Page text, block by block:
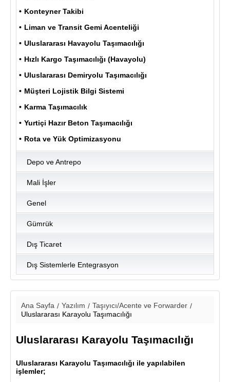
ULUKOM
Konteyner Takibi
Liman ve Transit Gemi Acenteliği
Uluslararası Havayolu Taşımacılığı
Hızlı Kargo Taşımacılığı (Havayolu)
Uluslararası Demiryolu Taşımacılığı
Müşteri Lojistik Bilgi Sistemi
Karma Taşımacılık
Yurtiçi Hazır Beton Taşımacılığı
Rota ve Yük Optimizasyonu
Depo ve Antrepo
Mali İşler
Genel
Gümrük
Dış Ticaret
Dış Sistemlerle Entegrasyon
Ana Sayfa Yazılım
Taşıyıcı/Acente ve Forwarder
Uluslararası Karayolu Taşımacılığı
Uluslararası Karayolu Taşımacılığı
Uluslararası Karayolu Taşımacılığı ile yapılabilen
işlemler;